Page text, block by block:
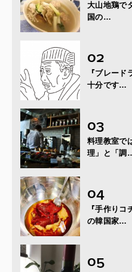
大山地鶏で
国の…
『ブレー
十分です…
料理教室で
理」と「調
『手作り
の韓国家…